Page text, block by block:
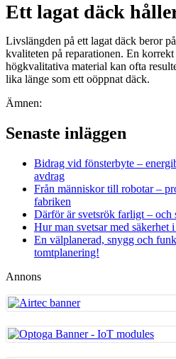
Ett lagat däck
Livslängden på ett lagat däck beror
kvaliteten på reparationen. En
högkvalitativa material kan ofta
lika länge som ett oöppnat däck.
Ämnen:
Senaste inläggen
Bidrag vid fönsterbyte –
avdrag
Från människor till robotar –
fabriken
Därför är svetsrök farligt – och
Hur man svetsar med säkerhet
En välplanerad, snygg och
tomtplanering!
Annons